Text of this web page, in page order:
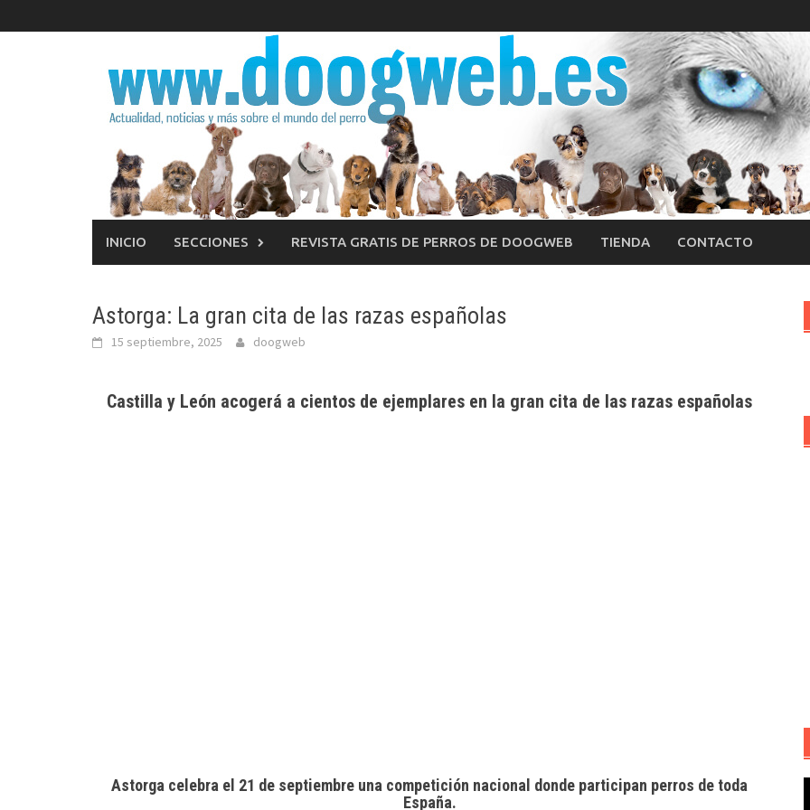
al
INICIO SECCIONES REVISTA GRATIS DE PERROS DE DOOGWEB TIENDA CONTACTO
Astorga: La gran cita de las razas españolas
15 septiembre, 2025 doogweb
Castilla y León acogerá a cientos de ejemplares en la gran cita de las razas españolas
Astorga celebra el 21 de septiembre una competición nacional donde participan perros de toda
España.